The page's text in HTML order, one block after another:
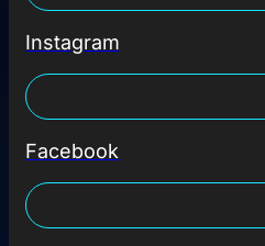
Instagram
Facebook